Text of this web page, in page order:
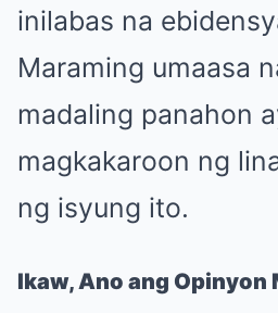
inilabas na
Maraming umaasa
madaling panahon
magkakaroon ng
ng isyung ito.
Ikaw, Ano ang Opinyon